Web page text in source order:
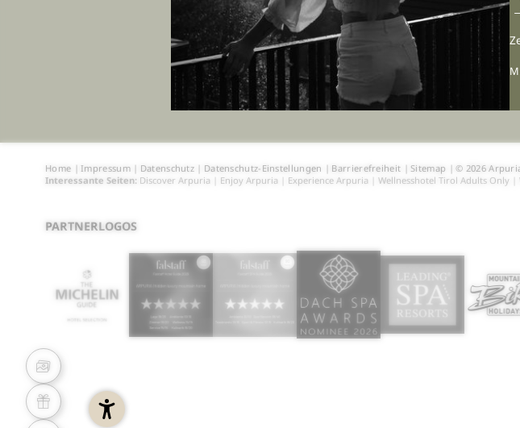
+43 5446
Home | Impressum | Datenschutz | Datenschutz-Einstellungen | Barrierefreiheit | Sitemap | © 2026
Interessante Seiten: Discover Arpuria | Enjoy Arpuria | Experience Arpuria | Wellnesshotel Tirol Adults Only |
PARTNERLOGOS